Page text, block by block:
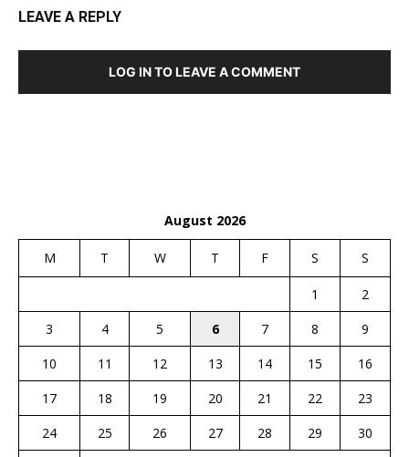
LEAVE A REPLY
LOG IN TO LEAVE A COMMENT
August 2026
M T W T F S S
1
2
3
4 5 6 7 8
9
10
11 12 13 14 15
16
17
18 19 20 21 22
23
24
25 26 27 28 29
30